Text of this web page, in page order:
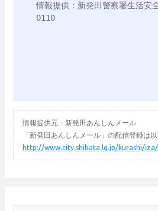
情報提供：新発田警察署生活安
0110
情報提供元：新発田あんしんメール
「新発田あんしんメール」の配信登録は以
http://www.city.shibata.lg.jp/kurashi/